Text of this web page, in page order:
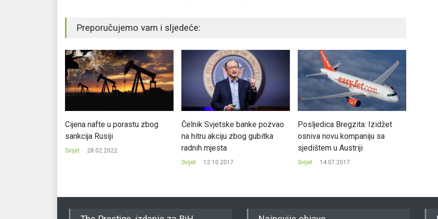
Preporučujemo vam i sljedeće:
Cijena nafte u porastu zbog
sankcija Rusiji
Svijet 28.02.2022.
Čelnik Svjetske banke pozvao
na hitru akciju zbog gubitka
radnih mjesta
Svijet 12.10.2017.
Posljedica Bregzita: Izidžet
osniva novu kompaniju sa
sjedištem u Austriji
Svijet 14.07.2017.